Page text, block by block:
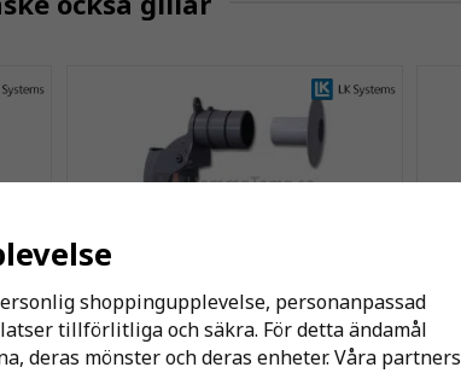
LK Väggbockstöd
shoppingupplevelse, personanpassad
tillförlitliga och säkra. För detta ändamål
deras mönster och deras enheter. Våra partners